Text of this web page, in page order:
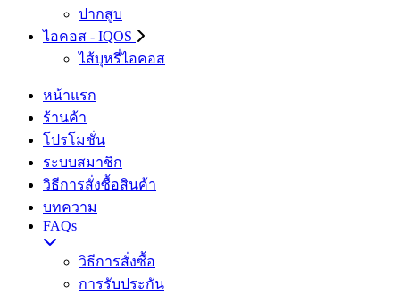
ปากสูบ
ไอคอส - IQOS
ไส้บุหรี่ไอคอส
หน้าแรก
ร้านค้า
โปรโมชั่น
ระบบสมาชิก
วิธีการสั่งซื้อสินค้า
บทความ
FAQs
วิธีการสั่งซื้อ
การรับประกัน